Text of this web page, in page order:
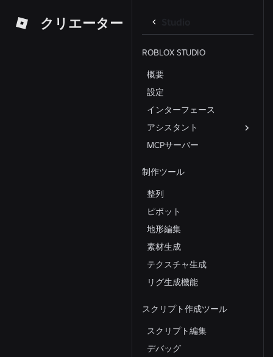
クリエーター
ROBLOX STUDIO
概要
設定
インターフェース
アシスタント
MCPサーバー
制作ツール
整列
ピボット
地形編集
素材生成
テクスチャ生成
リグ生成機能
スクリプト作成ツール
スクリプト編集
デバッグ